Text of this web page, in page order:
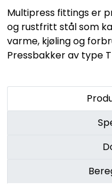
Multipress fittings er
og rustfritt stål som
varme, kjøling og
Pressbakker av type